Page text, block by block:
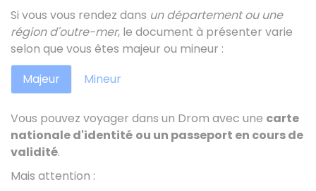
Si vous vous rendez dans un département ou une
région d'outre-mer, le document à présenter varie
selon que vous êtes majeur ou mineur :
Majeur
Mineur
Vous pouvez voyager dans un Drom avec une carte
nationale d'identité ou un passeport en cours de
validité.
Mais attention :